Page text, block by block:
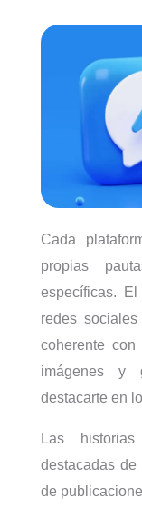
Cada
propias
específicas.
redes
coherente
imágenes y
destacarte en
Las
destacadas
de